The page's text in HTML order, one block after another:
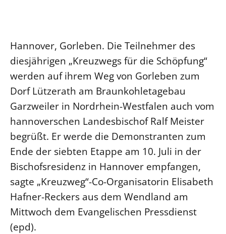
Hannover, Gorleben. Die Teilnehmer des
diesjährigen „Kreuzwegs für die Schöpfung“
werden auf ihrem Weg von Gorleben zum
Dorf Lützerath am Braunkohletagebau
Garzweiler in Nordrhein-Westfalen auch vom
hannoverschen Landesbischof Ralf Meister
begrüßt. Er werde die Demonstranten zum
Ende der siebten Etappe am 10. Juli in der
Bischofsresidenz in Hannover empfangen,
sagte „Kreuzweg“-Co-Organisatorin Elisabeth
Hafner-Reckers aus dem Wendland am
Mittwoch dem Evangelischen Pressdienst
(epd).
LANDESKIRCHENAMT
Willkommen
Kollegium
Abteilungen des Landeskirchenamts
Rechnungsprüfungsamt
Fachstelle Sexualisierte Gewalt
Beschwerdestellen
Kirchenämter
Gleichstellung
Datenschutz
Geschäftsstelle Landessynode
Glaubensbekenntnis
Positionen
Ökumene
Religionen
KLIMASCHUTZ
Nachhaltigkeit
Erneuerbare Energien
Mobilität
Naturschutz
Gebäude
Kontakt
Barrierefreiheit
Presse
Freie Stellen
Service für Gemeinden
Suche